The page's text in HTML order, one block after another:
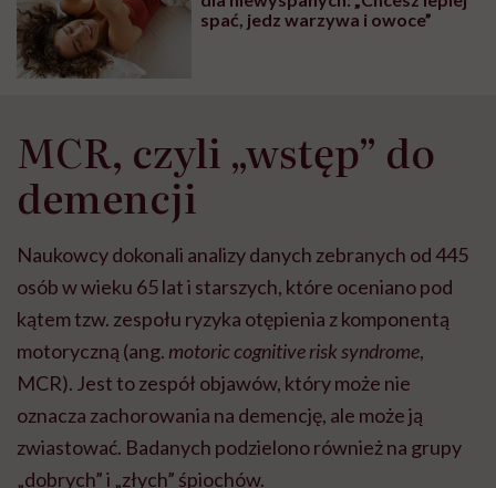
spać, jedz warzywa i owoce”
MCR, czyli „wstęp” do
demencji
Naukowcy dokonali analizy danych zebranych od 445
osób w wieku 65 lat i starszych, które oceniano pod
kątem tzw. zespołu ryzyka otępienia z komponentą
motoryczną (ang. motoric cognitive risk syndrome,
MCR). Jest to zespół objawów, który może nie
oznacza zachorowania na demencję, ale może ją
zwiastować. Badanych podzielono również na grupy
„dobrych” i „złych” śpiochów.